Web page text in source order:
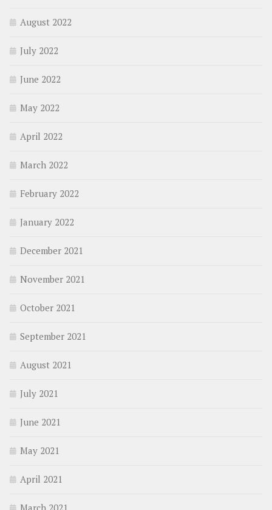
August 2022
July 2022
June 2022
May 2022
April 2022
March 2022
February 2022
January 2022
December 2021
November 2021
October 2021
September 2021
August 2021
July 2021
June 2021
May 2021
April 2021
March 2021